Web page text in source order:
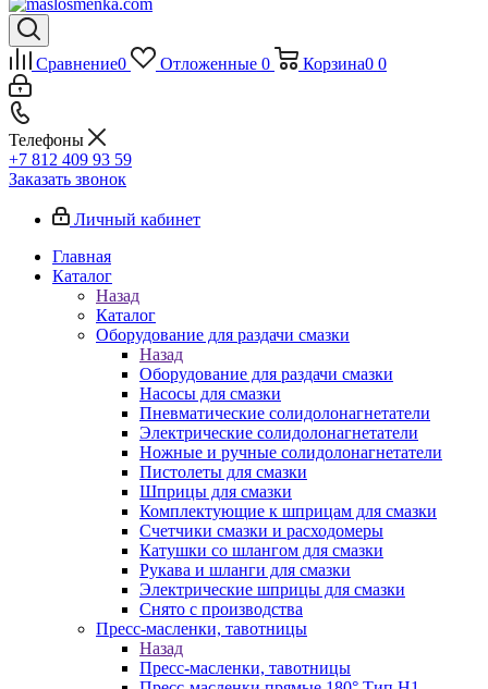
Сравнение0 Отложенные 0 Корзина0 0
Телефоны
+7 812 409 93 59
Заказать звонок
Личный кабинет
Главная
Каталог
Назад
Каталог
Оборудование для раздачи смазки
Назад
Оборудование для раздачи смазки
Насосы для смазки
Пневматические солидолонагнетатели
Электрические солидолонагнетатели
Ножные и ручные солидолонагнетатели
Пистолеты для смазки
Шприцы для смазки
Комплектующие к шприцам для смазки
Счетчики смазки и расходомеры
Катушки со шлангом для смазки
Рукава и шланги для смазки
Электрические шприцы для смазки
Снято с производства
Пресс-масленки, тавотницы
Назад
Пресс-масленки, тавотницы